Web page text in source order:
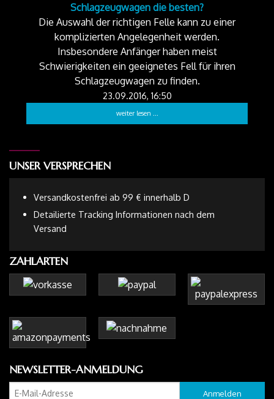
Schlagzeugwagen die besten?
Die Auswahl der richtigen Felle kann zu einer
komplizierten Angelegenheit werden.
Insbesondere Anfänger haben meist
Schwierigkeiten ein geeignetes Fell für ihren
Schlagzeugwagen zu finden.
23.09.2016, 16:50
weiter lesen ...
UNSER VERSPRECHEN
Versandkostenfrei ab 99 € innerhalb D
Detailierte Tracking Informationen nach dem
Versand
ZAHLARTEN
NEWSLETTER-ANMELDUNG
Anmelden